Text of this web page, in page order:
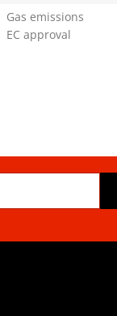
Gas emissions
EC approval